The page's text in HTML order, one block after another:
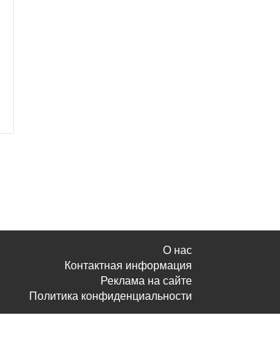
О нас
Контактная информация
Реклама на сайте
Политика конфиденциальности